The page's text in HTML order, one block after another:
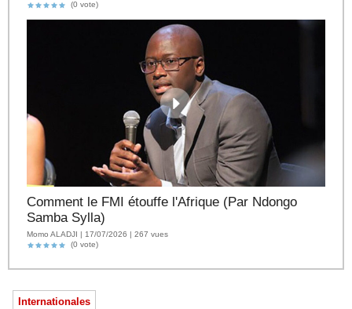
(0 vote)
Comment le FMI étouffe l'Afrique (Par Ndongo
Samba Sylla)
Momo ALADJI | 17/07/2026 | 267 vues
(0 vote)
Internationales